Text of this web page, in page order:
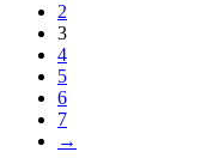
2
3
4
5
6
7
→